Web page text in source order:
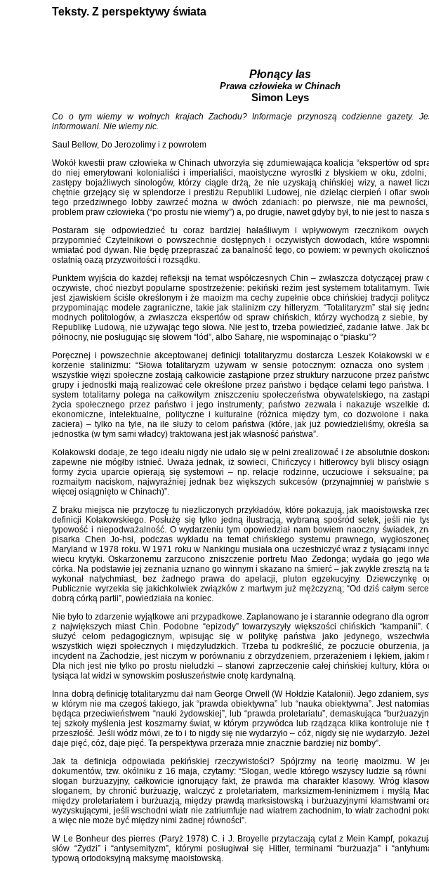
Teksty. Z perspektywy świata
Płonący las
Prawa człowieka w Chinach
Simon Leys
Co o tym wiemy w wolnych krajach Zachodu? Informacje przynoszą codzienne gazety.
informowani. Nie wiemy nic.
Saul Bellow, Do Jerozolimy i z powrotem
Wokół kwestii praw człowieka w Chinach utworzyła się zdumiewająca koalicja “ekspertów od
do niej emerytowani kolonialiści i imperialiści, maoistyczne wyrostki z błyskiem w oku, zdolni,
zastępy bojaźliwych sinologów, którzy ciągle drżą, że nie uzyskają chińskiej wizy, a nawet
chętnie grzejący się w splendorze i prestiżu Republiki Ludowej, nie dzieląc cierpień i ofiar
tego przedziwnego lobby zawrzeć można w dwóch zdaniach: po pierwsze, nie ma
problem praw człowieka (“po prostu nie wiemy”) a, po drugie, nawet gdyby był, to nie jest to nasza
Postaram się odpowiedzieć tu coraz bardziej hałaśliwym i wpływowym rzecznikom
przypomnieć Czytelnikowi o powszechnie dostępnych i oczywistych dowodach, które
wmiatać pod dywan. Nie będę przepraszać za banalność tego, co powiem: w pewnych
ostatnią oazą przyzwoitości i rozsądku.
Punktem wyjścia do każdej refleksji na temat współczesnych Chin – zwłaszcza dotyczącej praw
oczywiste, choć niezbyt popularne spostrzeżenie: pekiński reżim jest systemem totalitarnym.
jest zjawiskiem ściśle określonym i że maoizm ma cechy zupełnie obce chińskiej tradycji
przypominając modele zagraniczne, takie jak stalinizm czy hitleryzm. “Totalitaryzm” stał się
modnych politologów, a zwłaszcza ekspertów od spraw chińskich, którzy wychodzą z siebie,
Republikę Ludową, nie używając tego słowa. Nie jest to, trzeba powiedzieć, zadanie łatwe. Jak
północny, nie posługując się słowem “lód”, albo Saharę, nie wspominając o “piasku”?
Poręcznej i powszechnie akceptowanej definicji totalitaryzmu dostarcza Leszek Kołakowski w
korzenie stalinizmu: “Słowa totalitaryzm używam w sensie potocznym: oznacza ono system
wszystkie więzi społeczne zostają całkowicie zastąpione przez struktury narzucone przez
grupy i jednostki mają realizować cele określone przez państwo i będące celami tego państwa.
system totalitarny polega na całkowitym zniszczeniu społeczeństwa obywatelskiego, na
życia społecznego przez państwo i jego instrumenty; państwo zezwala i nakazuje wszelkie
ekonomiczne, intelektualne, polityczne i kulturalne (różnica między tym, co dozwolone i
zaciera) – tylko na tyle, na ile służy to celom państwa (które, jak już powiedzieliśmy, określa
jednostka (w tym sami władcy) traktowana jest jak własność państwa”.
Kołakowski dodaje, że tego ideału nigdy nie udało się w pełni zrealizować i że absolutnie
zapewne nie mógłby istnieć. Uważa jednak, iż sowieci, Chińczycy i hitlerowcy byli bliscy
formy życia uparcie opierają się systemowi – np. relacje rodzinne, uczuciowe i seksualne;
rozmaitym naciskom, najwyraźniej jednak bez większych sukcesów (przynajmniej w państwie
więcej osiągnięto w Chinach)”.
Z braku miejsca nie przytoczę tu niezliczonych przykładów, które pokazują, jak maoistowska
definicji Kołakowskiego. Posłużę się tylko jedną ilustracją, wybraną spośród setek, jeśli nie
typowość i niepodważalność. O wydarzeniu tym opowiedział nam bowiem naoczny świadek,
pisarka Chen Jo-hsi, podczas wykładu na temat chińskiego systemu prawnego,
Maryland w 1978 roku. W 1971 roku w Nankingu musiała ona uczestniczyć wraz z tysiącami
wiecu krytyki. Oskarżonemu zarzucono zniszczenie portretu Mao Zedonga; wydała go jego
córka. Na podstawie jej zeznania uznano go winnym i skazano na śmierć – jak zwykle zresztą na
wykonał natychmiast, bez żadnego prawa do apelacji, pluton egzekucyjny. Dziewczynkę
Publicznie wyrzekła się jakichkolwiek związków z martwym już mężczyzną; “Od dziś całym
dobrą córką partii”, powiedziała na koniec.
Nie było to zdarzenie wyjątkowe ani przypadkowe. Zaplanowano je i starannie odegrano dla
z największych miast Chin. Podobne “epizody” towarzyszyły większości chińskich “kampanii”.
służyć celom pedagogicznym, wpisując się w politykę państwa jako jedynego,
wszystkich więzi społecznych i międzyludzkich. Trzeba tu podkreślić, że poczucie oburzenia,
incydent na Zachodzie, jest niczym w porównaniu z obrzydzeniem, przerażeniem i lękiem, jakim
Dla nich jest nie tylko po prostu nieludzki – stanowi zaprzeczenie całej chińskiej kultury, która
tysiąca lat widzi w synowskim posłuszeństwie cnotę kardynalną.
Inna dobrą definicję totalitaryzmu dał nam George Orwell (W Hołdzie Katalonii). Jego zdaniem,
w którym nie ma czegoś takiego, jak “prawda obiektywna” lub “nauka obiektywna”. Jest
będąca przeciwieństwem “nauki żydowskiej”, lub “prawda proletariatu”, demaskująca
tej szkoły myślenia jest koszmarny świat, w którym przywódca lub rządząca klika kontroluje nie
przeszłość. Jeśli wódz mówi, że to i to nigdy się nie wydarzyło – cóż, nigdy się nie wydarzyło.
daje pięć, cóż, daje pięć. Ta perspektywa przeraża mnie znacznie bardziej niż bomby”.
Jak ta definicja odpowiada pekińskiej rzeczywistości? Spójrzmy na teorię maoizmu. W
dokumentów, tzw. okólniku z 16 maja, czytamy: “Slogan, wedle którego wszyscy ludzie są
slogan burżuazyjny, całkowicie ignorujący fakt, że prawda ma charakter klasowy. Wróg
sloganem, by chronić burżuazję, walczyć z proletariatem, marksizmem-leninizmem i myślą
między proletariatem i burżuazją, między prawdą marksistowską i burżuazyjnymi kłamstwami
wyzyskującymi, jeśli wschodni wiatr nie zatriumfuje nad wiatrem zachodnim, to wiatr zachodni
a więc nie może być między nimi żadnej równości”.
W Le Bonheur des pierres (Paryż 1978) C. i J. Broyelle przytaczają cytat z Mein Kampf,
słów “Żydzi” i “antysemityzm”, którymi posługiwał się Hitler, terminami “burżuazja” i
typową ortodoksyjną maksymę maoistowską.